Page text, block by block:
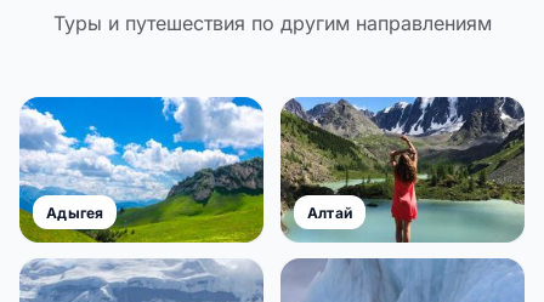
Туры и путешествия по другим направлениям
Адыгея Алтай